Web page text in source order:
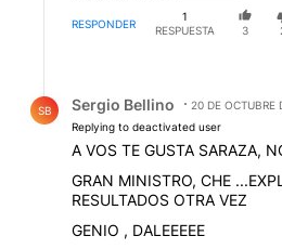
RESPONDER
1
RESPUESTA
3
SB Sergio Bellino
20 DE OCTUBRE
Replying to deactivated user
A VOS TE GUSTA SARAZA,
GRAN MINISTRO, CHE
RESULTADOS OTRA VEZ
GENIO , DALEEEEE